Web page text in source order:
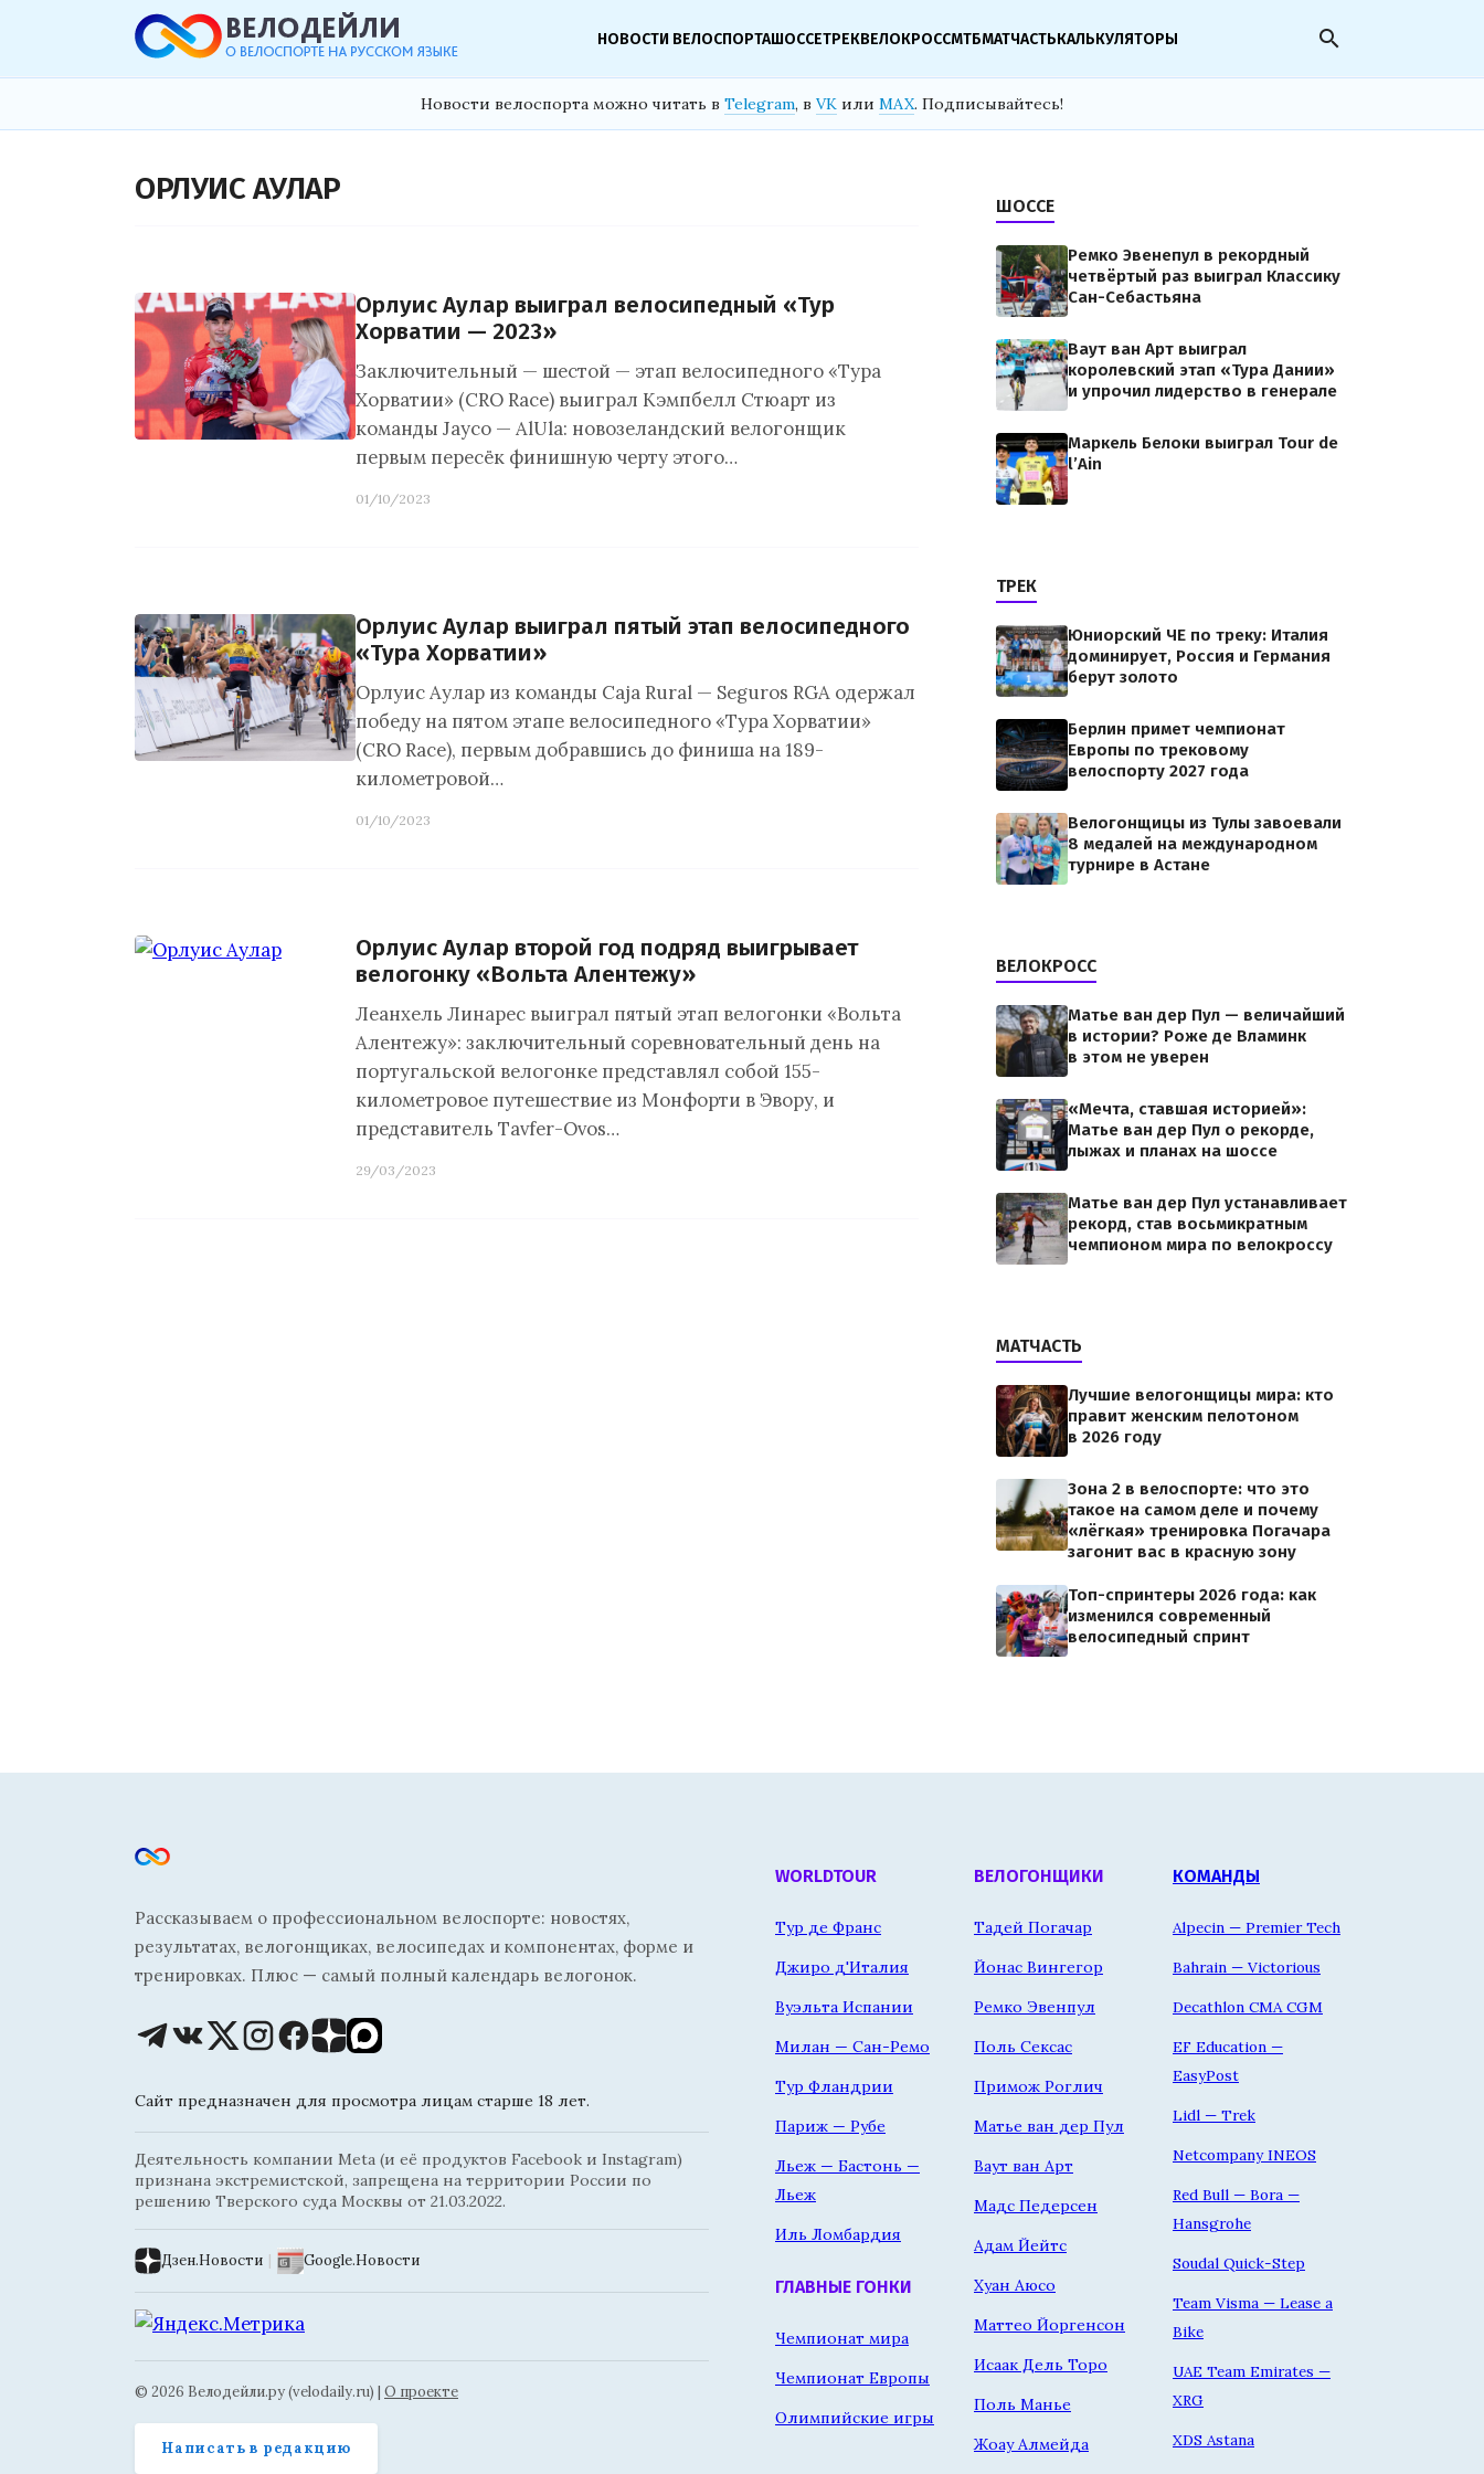
НОВОСТИ ВЕЛОСПОРТАШОССЕТРЕКВЕЛОКРОССМТБМАТЧАСТЬКАЛЬКУЛЯТОРЫ search
Новости велоспорта можно читать в Telegram, в VK или MAX. Подписывайтесь!
ОРЛУИС АУЛАР
Орлуис Аулар выиграл велосипедный «Тур
Хорватии — 2023»
Заключительный — шестой — этап велосипедного «Тура
Хорватии» (CRO Race) выиграл Кэмпбелл Стюарт из
команды Jayco — AlUla: новозеландский велогонщик
первым пересёк финишную черту этого…
01/10/2023
Орлуис Аулар выиграл пятый этап велосипедного
«Тура Хорватии»
Орлуис Аулар из команды Caja Rural — Seguros RGA одержал
победу на пятом этапе велосипедного «Тура Хорватии»
(CRO Race), первым добравшись до финиша на 189-
километровой…
01/10/2023
Орлуис Аулар второй год подряд выигрывает
велогонку «Вольта Алентежу»
Леанхель Линарес выиграл пятый этап велогонки «Вольта
Алентежу»: заключительный соревновательный день на
португальской велогонке представлял собой 155-
километровое путешествие из Монфорти в Эвору, и
представитель Tavfer-Ovos…
29/03/2023
ШОССЕ
Ремко Эвенепул в рекордный
четвёртый раз выиграл Классику
Сан-Себастьяна
Ваут ван Арт выиграл
королевский этап «Тура Дании»
и упрочил лидерство в генерале
Маркель Белоки выиграл Tour de
l’Ain
ТРЕК
Юниорский ЧЕ по треку: Италия
доминирует, Россия и Германия
берут золото
Берлин примет чемпионат
Европы по трековому
велоспорту 2027 года
Велогонщицы из Тулы завоевали
8 медалей на международном
турнире в Астане
ВЕЛОКРОСС
Матье ван дер Пул — величайший
в истории? Роже де Вламинк
в этом не уверен
«Мечта, ставшая историей»:
Матье ван дер Пул о рекорде,
лыжах и планах на шоссе
Матье ван дер Пул устанавливает
рекорд, став восьмикратным
чемпионом мира по велокроссу
МАТЧАСТЬ
Лучшие велогонщицы мира: кто
правит женским пелотоном
в 2026 году
Зона 2 в велоспорте: что это
такое на самом деле и почему
«лёгкая» тренировка Погачара
загонит вас в красную зону
Топ-спринтеры 2026 года: как
изменился современный
велосипедный спринт
Рассказываем о профессиональном велоспорте: новостях,
результатах, велогонщиках, велосипедах и компонентах, форме и
тренировках. Плюс — самый полный календарь велогонок.
Сайт предназначен для просмотра лицам старше 18 лет.
Деятельность компании Meta (и её продуктов Facebook и Instagram)
признана экстремистской, запрещена на территории России по
решению Тверского суда Москвы от 21.03.2022.
Дзен.Новости | Google.Новости
© 2026 Велодейли.ру (velodaily.ru) | О проекте
Написать в редакцию
WORLDTOUR
Тур де Франс
Джиро д'Италия
Вуэльта Испании
Милан — Сан-Ремо
Тур Фландрии
Париж — Рубе
Льеж — Бастонь —
Льеж
Иль Ломбардия
ГЛАВНЫЕ ГОНКИ
Чемпионат мира
Чемпионат Европы
Олимпийские игры
ВЕЛОГОНЩИКИ
Тадей Погачар
Йонас Вингегор
Ремко Эвенпул
Поль Сексас
Примож Роглич
Матье ван дер Пул
Ваут ван Арт
Мадс Педерсен
Адам Йейтс
Хуан Аюсо
Маттео Йоргенсон
Исаак Дель Торо
Поль Манье
Жоау Алмейда
КОМАНДЫ
Alpecin — Premier Tech
Bahrain — Victorious
Decathlon CMA CGM
EF Education —
EasyPost
Lidl — Trek
Netcompany INEOS
Red Bull — Bora —
Hansgrohe
Soudal Quick-Step
Team Visma — Lease a
Bike
UAE Team Emirates —
XRG
XDS Astana